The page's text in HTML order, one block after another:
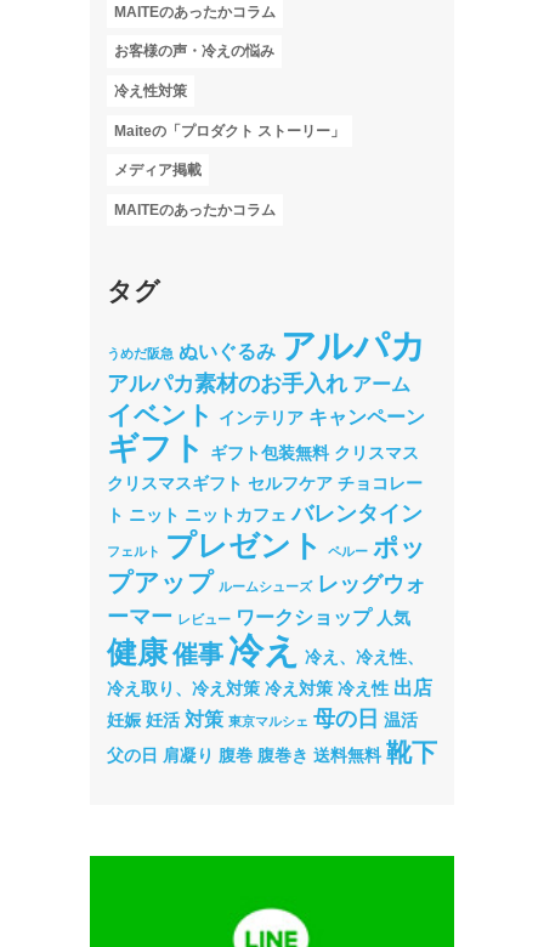
MAITEのあったかコラム
お客様の声・冷えの悩み
冷え性対策
Maiteの「プロダクト ストーリー」
メディア掲載
MAITEのあったかコラム
タグ
うめだ阪急 ぬいぐるみ アルパカ
アルパカ素材のお手入れ アーム
イベント インテリア キャンペーン
ギフト ギフト包装無料 クリスマス
クリスマスギフト セルフケア チョコレー
ト ニット ニットカフェ バレンタイン
フェルト プレゼント ペルー ポッ
プアップ ルームシューズ レッグウォ
ーマー レビュー ワークショップ 人気
健康催事 冷え
冷え、冷え性、
冷え取り、冷え対策 冷え対策 冷え性 出店
妊娠 妊活 対策 東京マルシェ 母の日 温活
父の日 肩凝り 腹巻 腹巻き 送料無料 靴下